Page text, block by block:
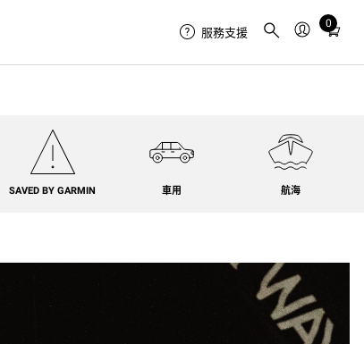
服務支援
0
Total
in
SAVED BY GARMIN 車用 航海